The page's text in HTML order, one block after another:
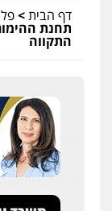
דף הבית>
תחנת
התקווה